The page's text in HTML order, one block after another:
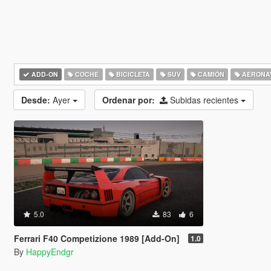
ADD-ON COCHE BICICLETA SUV CAMIÓN
Desde: Ayer Ordenar por: Subidas recientes
5.0 83 6
Ferrari F40 Competizione 1989 [Add-On] 1.0
By HappyEndgr